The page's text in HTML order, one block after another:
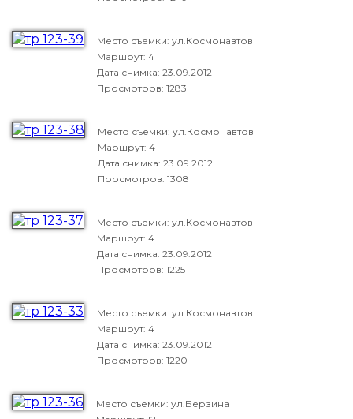
Место съемки: ул.Космонавтов
Маршрут: 4
Дата снимка: 23.09.2012
Просмотров: 1283
Место съемки: ул.Космонавтов
Маршрут: 4
Дата снимка: 23.09.2012
Просмотров: 1308
Место съемки: ул.Космонавтов
Маршрут: 4
Дата снимка: 23.09.2012
Просмотров: 1225
Место съемки: ул.Космонавтов
Маршрут: 4
Дата снимка: 23.09.2012
Просмотров: 1220
Место съемки: ул.Берзина